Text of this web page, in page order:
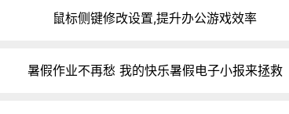
鼠标侧键修改设置,提升办公游戏效率
暑假作业不再愁 我的快乐暑假电子小报来拯救